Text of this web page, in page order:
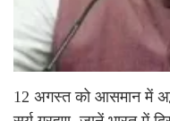
12 अगस्त को आसमान में